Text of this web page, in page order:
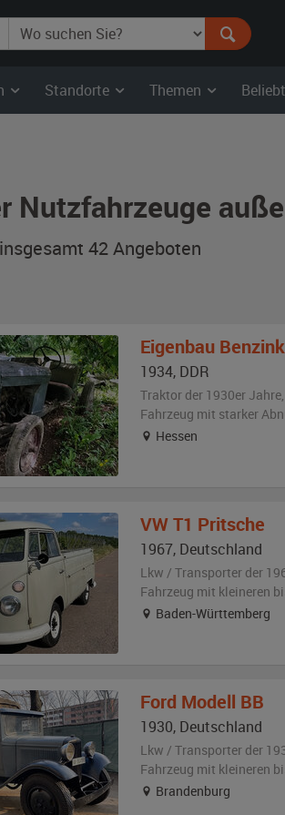
Standorte Themen Beliebt
Nutzfahrzeuge
42Angeboten
Eigenbau
1934, DDR
Traktor der 1930er Jahre,
Fahrzeug mit starker
Hessen
VW T1 Pritsche
1967, Deutschland
Lkw / Transporter der
Fahrzeug mit kleineren
Baden-Württemberg
Ford Modell BB
1930, Deutschland
Lkw / Transporter der
Fahrzeug mit kleineren
Brandenburg